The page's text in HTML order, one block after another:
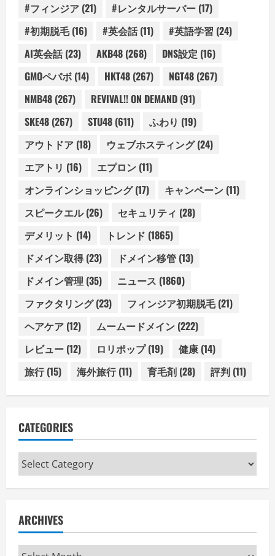
#フィンジア (21) #レンタルサーバー (17)
#初期脱毛(16) #英会話(11) #英語学習 (24)
AI英会話(23) AKB48 (268) DNS設定 (16)
GMOペパボ (14) HKT48 (267) NGT48 (267)
NMB48 (267) REVIVAL!! ON DEMAND (91)
SKE48 (267) STU48 (611) ふわり (19)
アウトドア (18) ウェブホスティング(24)
エアトリ (16) エプロン (11)
オンラインショッピング(17) キャンペーン (11)
スピークエル(26) セキュリティ (28)
デメリット (14) トレンド (1865)
ドメイン取得(23) ドメイン移管 (13)
ドメイン管理 (35) ニュース (1860)
ファクタリング(23) フィンジア初期脱毛(21)
ヘアケア (12) ムームードメイン (222)
レビュー (12) ロリポップ(19) 健康 (14)
旅行(15) 海外旅行(11) 育毛剤 (28) 評判 (11)
CATEGORIES
Categories
ARCHIVES
Archives